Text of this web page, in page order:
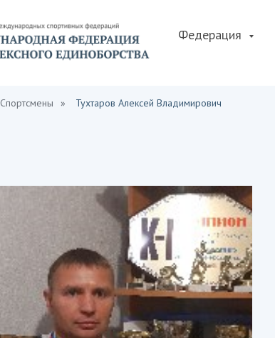
Федерация
Спортсмены » Тухтаров Алексей Владимирович